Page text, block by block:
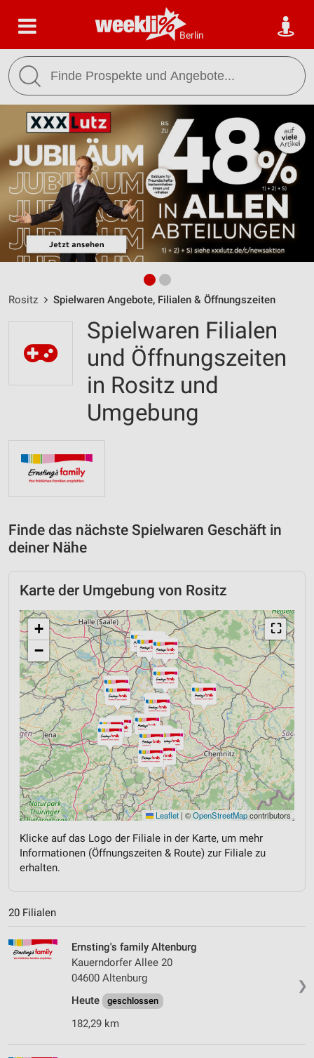
Berlin
Rositz Spielwaren Angebote, Filialen & Öffnungszeiten
Spielwaren Filialen
und Öffnungszeiten
in Rositz und
Umgebung
Finde das nächste Spielwaren Geschäft in
deiner Nähe
Karte der Umgebung von Rositz
⛶
+
−
Leaflet | ©OpenStreetMapcontributors
Klicke auf das Logo der Filiale in der Karte, um mehr
Informationen (Öffnungszeiten & Route) zur Filiale zu
erhalten.
20 Filialen
❯
Ernsting's family Altenburg
Kauerndorfer Allee 20
04600 Altenburg
Heute
geschlossen
182,29 km